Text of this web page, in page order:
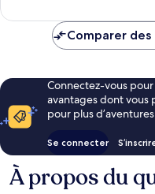
Comparer
Connectez-vous
avantages dont vous
pour plus
Se connecter
À propos du